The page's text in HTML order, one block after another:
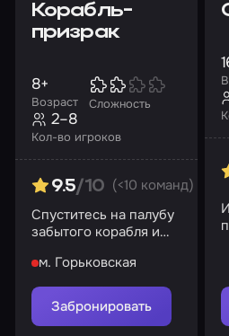
Корабль-
призрак
Возраст
8+
Сложность
Кол-во игроков
2–8
9.5/10 (<10 команд)
Спуститесь на палубу
забытого корабля и
тайны
м. Горьковская
Забронировать